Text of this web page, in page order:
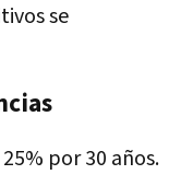
se
por 30 años.